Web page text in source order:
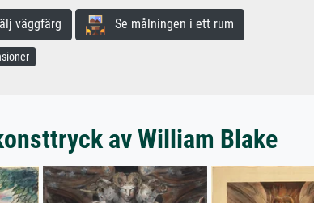
väggfärg Se målningen i ett rum
av William Blake